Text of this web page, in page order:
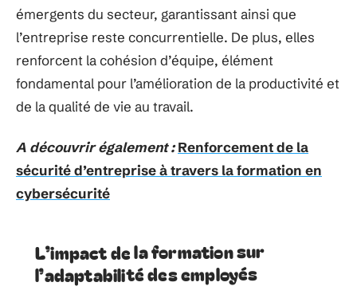
émergents du secteur, garantissant ainsi que
l’entreprise reste concurrentielle. De plus, elles
renforcent la cohésion d’équipe, élément
fondamental pour l’amélioration de la productivité et
de la qualité de vie au travail.
A découvrir également : Renforcement de la
sécurité d’entreprise à travers la formation en
cybersécurité
L’impact de la formation sur
l’adaptabilité des employés